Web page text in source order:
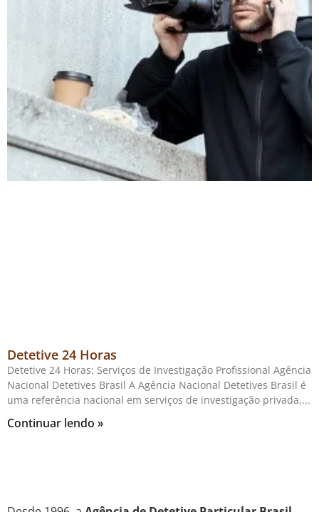
Detetive 24 Horas
Detetive 24 Horas: Serviços de Investigação Profissional Agência
Nacional Detetives Brasil A Agência Nacional Detetives Brasil é
uma referência nacional em serviços de investigação privada,
Continuar lendo »